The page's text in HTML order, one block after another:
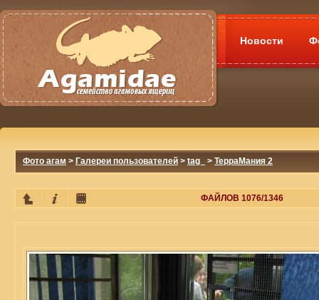
Новости
Фото агам > Галереи пользователей > tag_ > ТерраМания 2
ФАЙЛОВ 1076/1346